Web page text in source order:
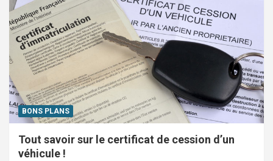
BONS PLANS
Tout savoir sur le certificat de cession d’un
véhicule !